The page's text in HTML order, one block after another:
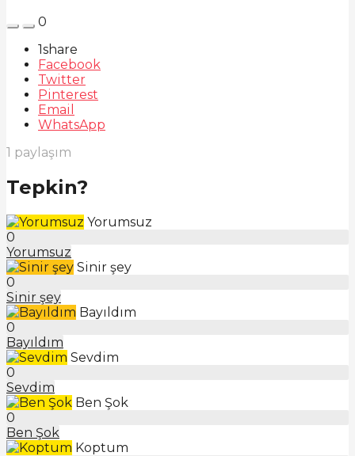
0
1share
Facebook
Twitter
Pinterest
Email
WhatsApp
1 paylaşım
Tepkin?
Yorumsuz
0
Yorumsuz
Sinir şey
0
Sinir şey
Bayıldım
0
Bayıldım
Sevdim
0
Sevdim
Ben Şok
0
Ben Şok
Koptum